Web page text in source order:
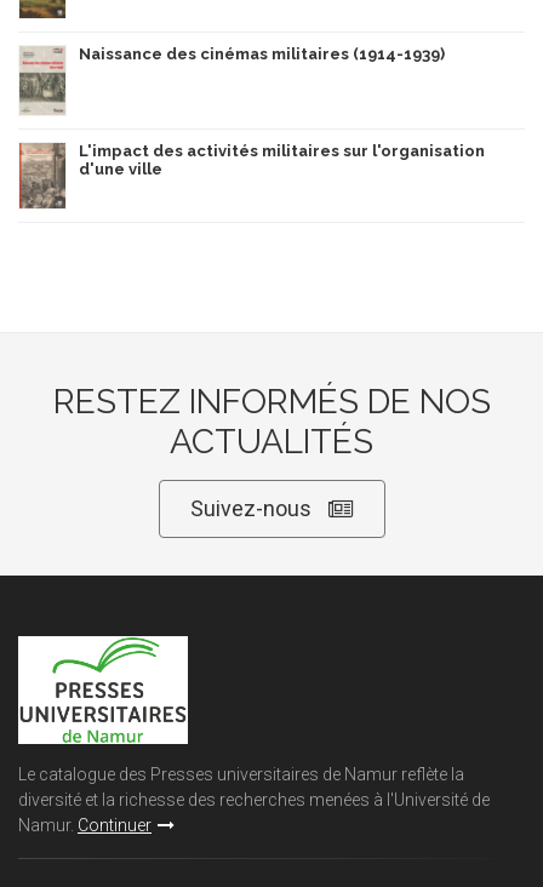
Naissance des cinémas militaires (1914-1939)
L'impact des activités militaires sur l'organisation
d'une ville
RESTEZ INFORMÉS DE NOS
ACTUALITÉS
Suivez-nous
Le catalogue des Presses universitaires de Namur reflète la
diversité et la richesse des recherches menées à l'Université de
Namur. Continuer